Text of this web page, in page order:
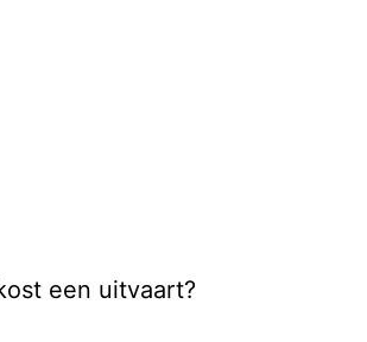
een uitvaart?